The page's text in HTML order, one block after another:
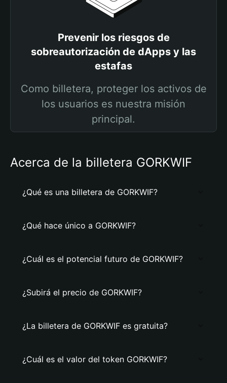
Prevenir los riesgos de
sobreautorización de dApps y las
estafas
Como billetera, proteger los activos de
los usuarios es nuestra misión
principal.
Acerca de la billetera GORKWIF
¿Qué es una billetera de GORKWIF?
¿Qué hace único a GORKWIF?
¿Cuál es el potencial futuro de GORKWIF?
¿Subirá el precio de GORKWIF?
¿La billetera de GORKWIF es gratuita?
¿Cuál es el valor del token GORKWIF?